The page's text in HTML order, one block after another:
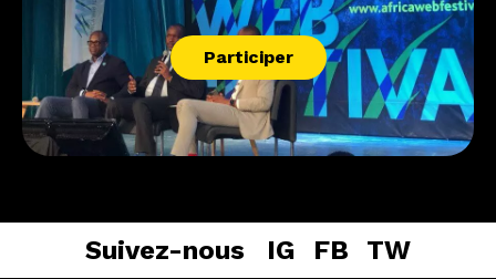
Participer
Suivez-nous IG FB TW